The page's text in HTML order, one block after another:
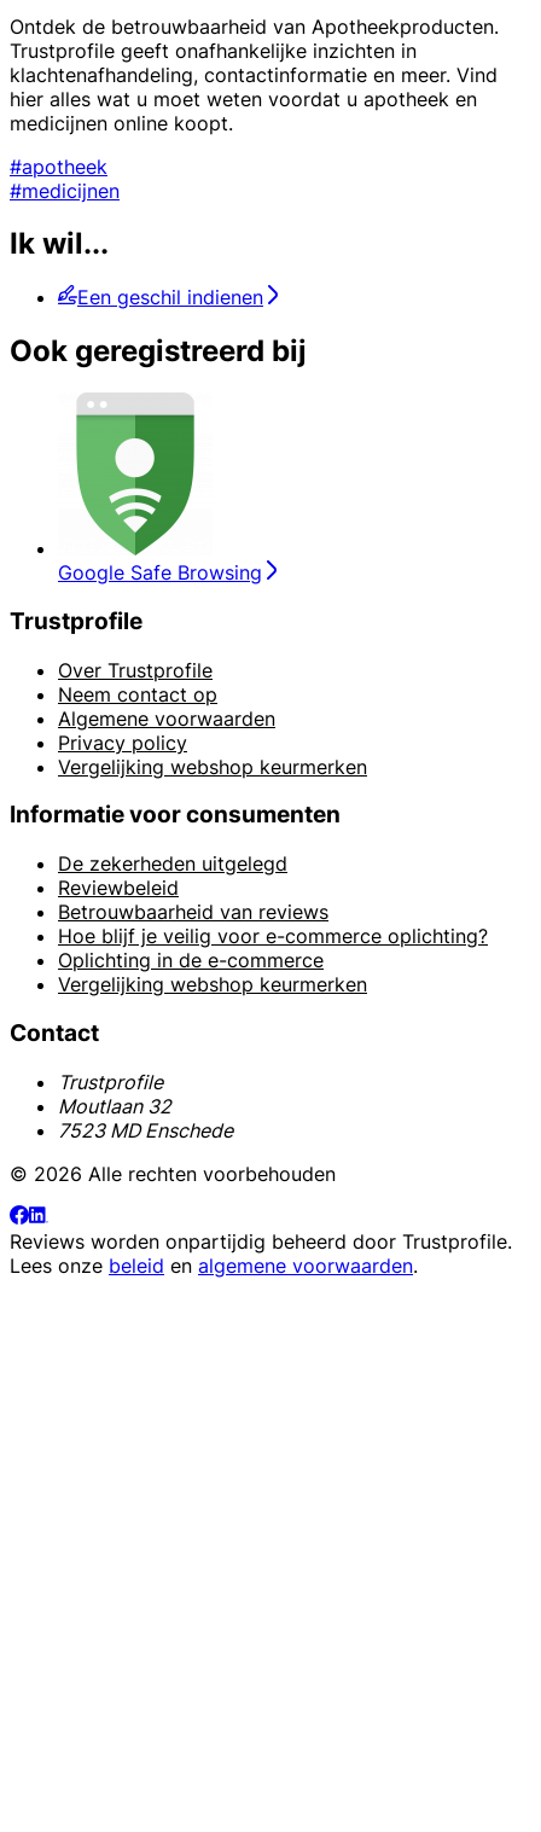
Ontdek de betrouwbaarheid van Apotheekproducten.
Trustprofile geeft onafhankelijke inzichten in
klachtenafhandeling, contactinformatie en meer. Vind
hier alles wat u moet weten voordat u apotheek en
medicijnen online koopt.
#apotheek
#medicijnen
Ik wil...
Een geschil indienen
Ook geregistreerd bij
Google Safe Browsing
Trustprofile
Over Trustprofile
Neem contact op
Algemene voorwaarden
Privacy policy
Vergelijking webshop keurmerken
Informatie voor consumenten
De zekerheden uitgelegd
Reviewbeleid
Betrouwbaarheid van reviews
Hoe blijf je veilig voor e-commerce oplichting?
Oplichting in de e-commerce
Vergelijking webshop keurmerken
Contact
Trustprofile
Moutlaan 32
7523 MD Enschede
© 2026 Alle rechten voorbehouden
Reviews worden onpartijdig beheerd door Trustprofile.
Lees onze beleid en algemene voorwaarden.